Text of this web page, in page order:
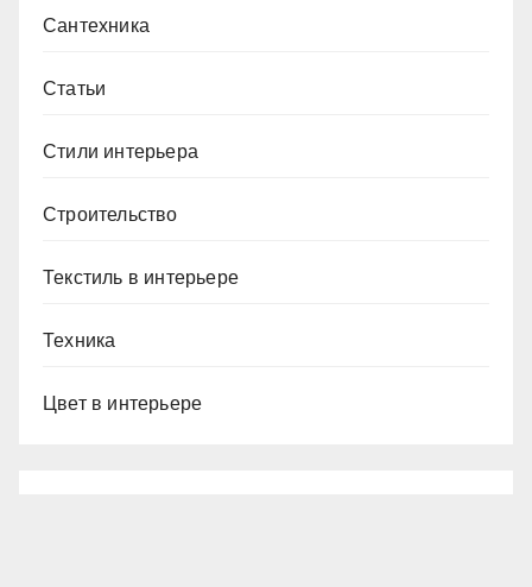
Сантехника
Статьи
Стили интерьера
Строительство
Текстиль в интерьере
Техника
Цвет в интерьере